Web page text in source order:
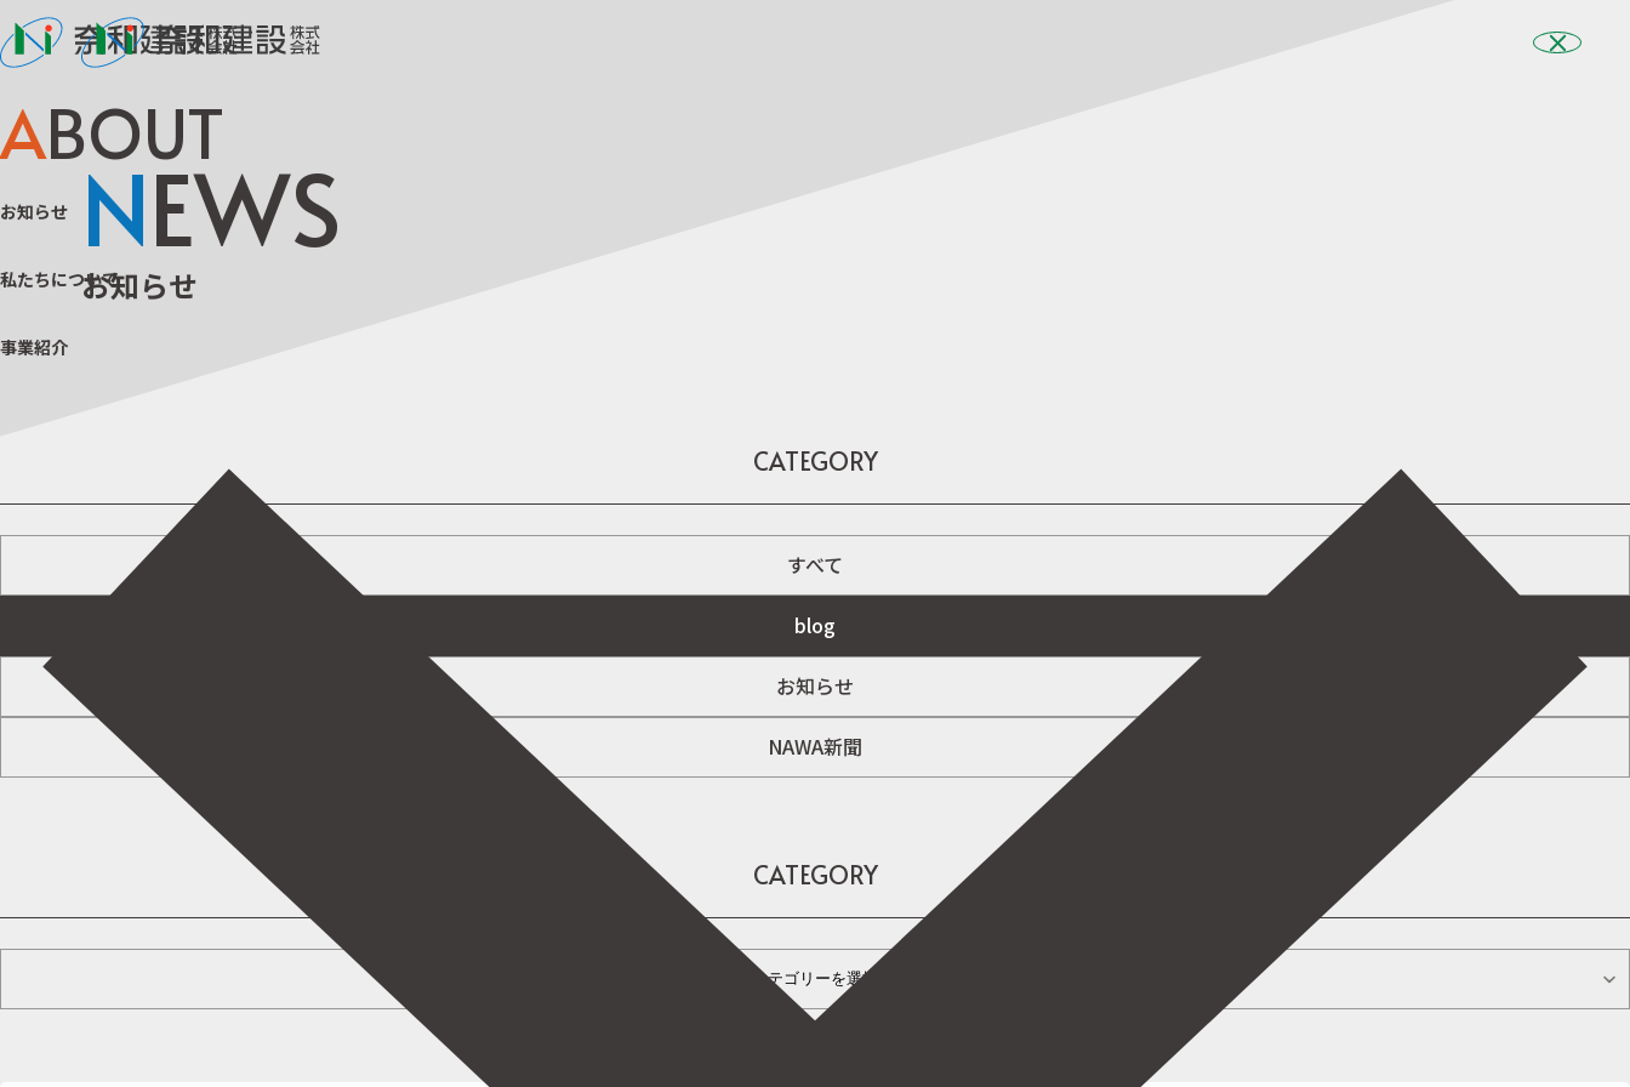
ABOUT
お知らせ
私たちについて
事業紹介
NEWS
お知らせ
CATEGORY
すべて
blog
お知らせ
NAWA新聞
CATEGORY
カテゴリーを選択